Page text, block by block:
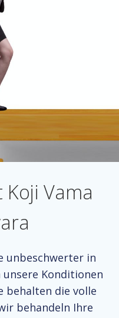
Vama
unbeschwerter in
Konditionen
behalten die volle
behandeln Ihre